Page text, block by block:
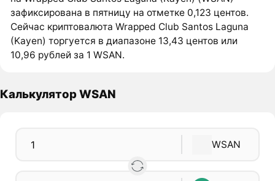
зафиксирована в пятницу на отметке 0,123 центов.
Сейчас криптовалюта Wrapped Club Santos Laguna
(Kayen) торгуется в диапазоне 13,43 центов или
10,96 рублей за 1 WSAN.
Калькулятор WSAN
WSAN